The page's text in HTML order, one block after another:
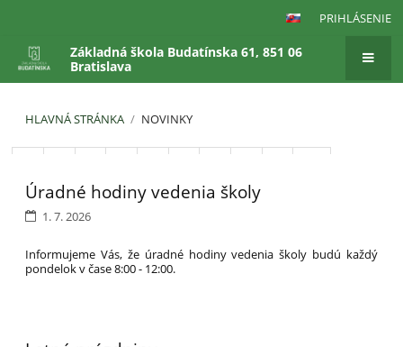
PRIHLÁSENIE
Základná škola Budatínska 61, 851 06
Bratislava
HLAVNÁ STRÁNKA / NOVINKY
Novinky
Úradné hodiny vedenia školy
1. 7. 2026
Informujeme Vás, že úradné hodiny vedenia školy budú každý
pondelok v čase 8:00 - 12:00.
Ďalší